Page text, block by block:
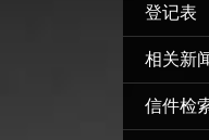
登记表
相关新
信件检